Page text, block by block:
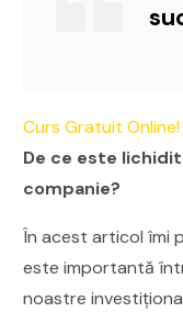
Curs Gratuit Online!
De ce este
companie?
În acest articol îmi
este importantă
noastre